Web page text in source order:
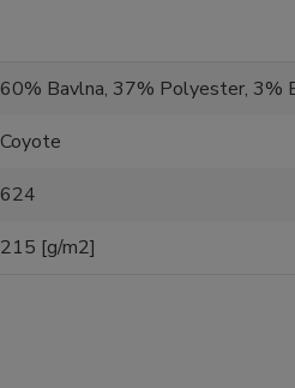
60% Bavlna, 37% Polyester, 3%
Coyote
624
215 [g/m2]